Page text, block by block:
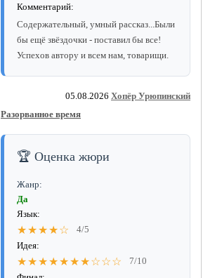
Комментарий:
Содержательный, умный рассказ...Были
бы ещё звёздочки - поставил бы все!
Успехов автору и всем нам, товарищи.
05.08.2026 Хопёр Урюпинский
Разорванное время
🏆 Оценка жюри
Жанр:
Да
Язык:
★★★★☆
4/5
Идея:
★★★★★★★☆☆☆
7/10